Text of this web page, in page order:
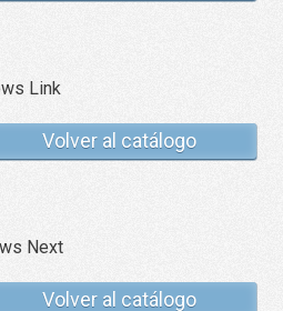
Volver al catálogo
Volver al catálogo